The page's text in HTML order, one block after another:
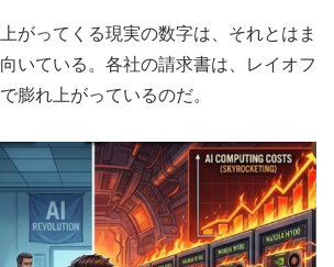
がってくる現実の数字は、それとはま
いている。各社の請求書は、レイオフ
膨れ上がっているのだ。